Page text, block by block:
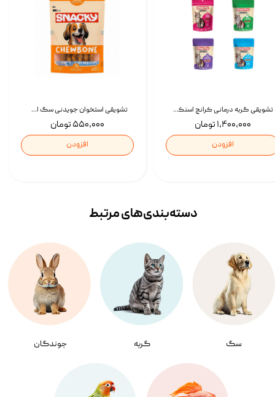
تشویقی استخوان جویدنی سگ اسنکی کرانچی با طعم مرغ Snacky Crunchy Munchy وزن 100 گرم
۵۵۰,۰۰۰ تومان
افزودن
تشویقی گربه درمانی کرانچ اسنکی با طعم میکس Snacky Crunch Cat Treats وزن 60 گرم بسته 4 عددی
۱,۴۰۰,۰۰۰ تومان
افزودن
سگ گربه جوندگان
دسته‌بندی‌‌های مرتبط